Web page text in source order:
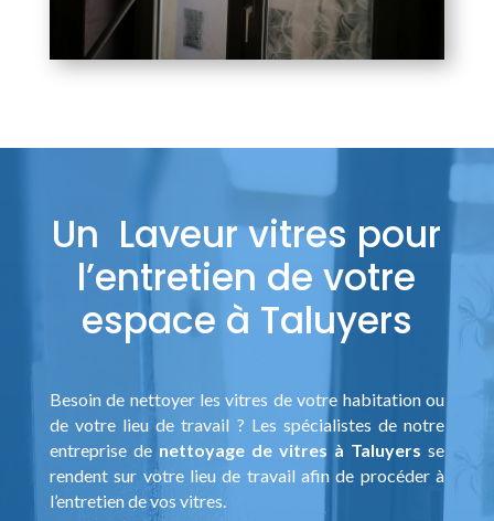
Un Laveur vitres pour
l’entretien de votre
espace à Taluyers
Besoin de nettoyer les vitres de votre habitation ou
de votre lieu de travail ? Les spécialistes de notre
entreprise de nettoyage de vitres à Taluyers se
rendent sur votre lieu de travail afin de procéder à
l’entretien de vos vitres.